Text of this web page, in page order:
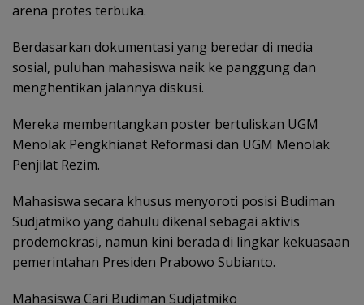
arena protes terbuka.
Berdasarkan dokumentasi yang beredar di media
sosial, puluhan mahasiswa naik ke panggung dan
menghentikan jalannya diskusi.
Mereka membentangkan poster bertuliskan UGM
Menolak Pengkhianat Reformasi dan UGM Menolak
Penjilat Rezim.
Mahasiswa secara khusus menyoroti posisi Budiman
Sudjatmiko yang dahulu dikenal sebagai aktivis
prodemokrasi, namun kini berada di lingkar kekuasaan
pemerintahan Presiden Prabowo Subianto.
Mahasiswa Cari Budiman Sudjatmiko